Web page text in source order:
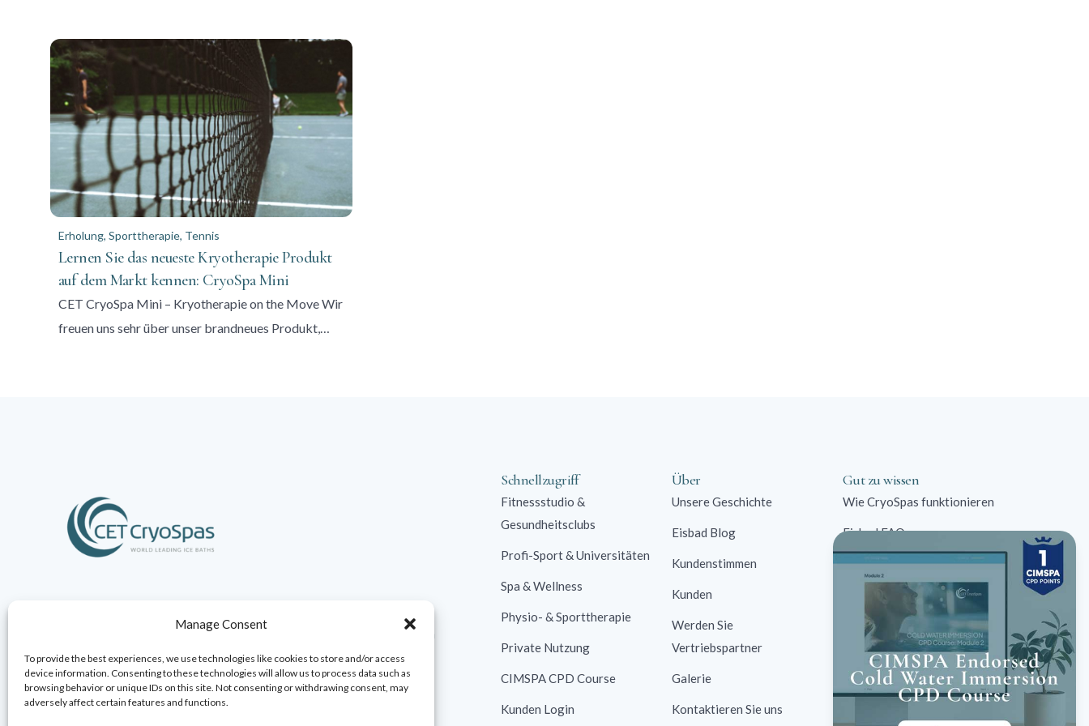
Manage Consent
To provide the best experiences, we use technologies like cookies to store and/or access
device information. Consenting to these technologies will allow us to process data such as
browsing behavior or unique IDs on this site. Not consenting or withdrawing consent, may
adversely affect certain features and functions.
Erholung, Sporttherapie, Tennis
Lernen Sie das neueste Kryotherapie Produkt
auf dem Markt kennen: CryoSpa Mini
CET CryoSpa Mini – Kryotherapie on the Move Wir
freuen uns sehr über unser brandneues Produkt,…
Regeneration, wirken gegen Ermüdung und für bessere Leistung, senken
das Verletzungsrisiko und stärken das mentale Wohlbefinden.
Schnellzugriff
Fitnessstudio &
Gesundheitsclubs
Profi-Sport & Universitäten
Spa & Wellness
Physio- & Sporttherapie
Private Nutzung
CIMSPA CPD Course
Kunden Login
Über
Unsere Geschichte
Eisbad Blog
Kundenstimmen
Kunden
Werden Sie
Vertriebspartner
Galerie
Kontaktieren Sie uns
Gut zu wissen
Wie CryoSpas funktionieren
Eisbad FAQ
Kommerzielle Lösungen
Kontraindikationen
Eisbad Fallstudien
Eisbad Forschung